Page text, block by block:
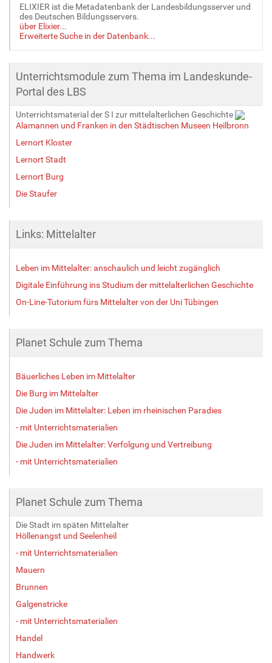
ELIXIER ist die Metadatenbank der Landesbildungsserver und
des Deutschen Bildungsservers.
über Elixier...
Erweiterte Suche in der Datenbank...
Unterrichtsmodule zum Thema im Landeskunde-
Portal des LBS
Unterrichtsmaterial der S I zur mittelalterlichen Geschichte
Alamannen und Franken in den Städtischen Museen Heilbronn
Lernort Kloster
Lernort Stadt
Lernort Burg
Die Staufer
Links: Mittelalter
Leben im Mittelalter: anschaulich und leicht zugänglich
Digitale Einführung ins Studium der mittelalterlichen Geschichte
On-Line-Tutorium fürs Mittelalter von der Uni Tübingen
Planet Schule zum Thema
Bäuerliches Leben im Mittelalter
Die Burg im Mittelalter
Die Juden im Mittelalter: Leben im rheinischen Paradies
- mit Unterrichtsmaterialien
Die Juden im Mittelalter: Verfolgung und Vertreibung
- mit Unterrichtsmaterialien
Planet Schule zum Thema
Die Stadt im späten Mittelalter
Höllenangst und Seelenheil
- mit Unterrichtsmaterialien
Mauern
Brunnen
Galgenstricke
- mit Unterrichtsmaterialien
Handel
Handwerk